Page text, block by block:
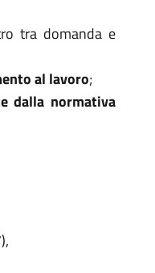
tra domanda e
al lavoro;
dalla normativa